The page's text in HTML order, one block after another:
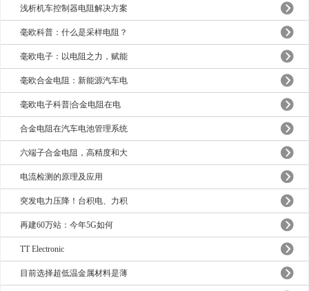
浅析机车控制器电阻解决方案
毫欧科普：什么是采样电阻？
毫欧电子：以电阻之力，赋能
毫欧合金电阻：新能源汽车电
毫欧电子科普|合金电阻在电
合金电阻在汽车电池管理系统
六端子合金电阻，高精度和大
电流检测的原理及应用
突发电力压降！台积电、力积
再建60万站：今年5G如何
TT Electronic
目前选择超低温金属材料是薄